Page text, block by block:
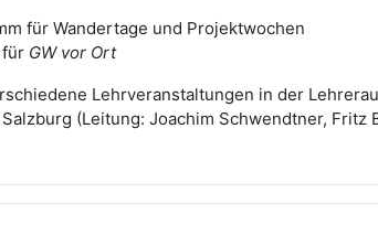
für Wandertage und Projektwochen
GW vor Ort
Lehrveranstaltungen in der
(Leitung: Joachim Schwendtner, Fritz